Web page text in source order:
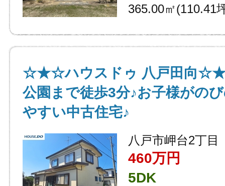
365.00㎡(110.41
☆★☆ハウスドゥ 八戸田向
公園まで徒歩3分♪お子様がの
やすい中古住宅♪
八戸市岬台2丁目
460万円
5DK